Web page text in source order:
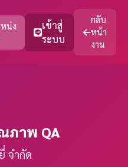
น่ง
เข้าสู่
ระบบ
กลับ
หน้า
งาน
ภาพ QA
จำกัด